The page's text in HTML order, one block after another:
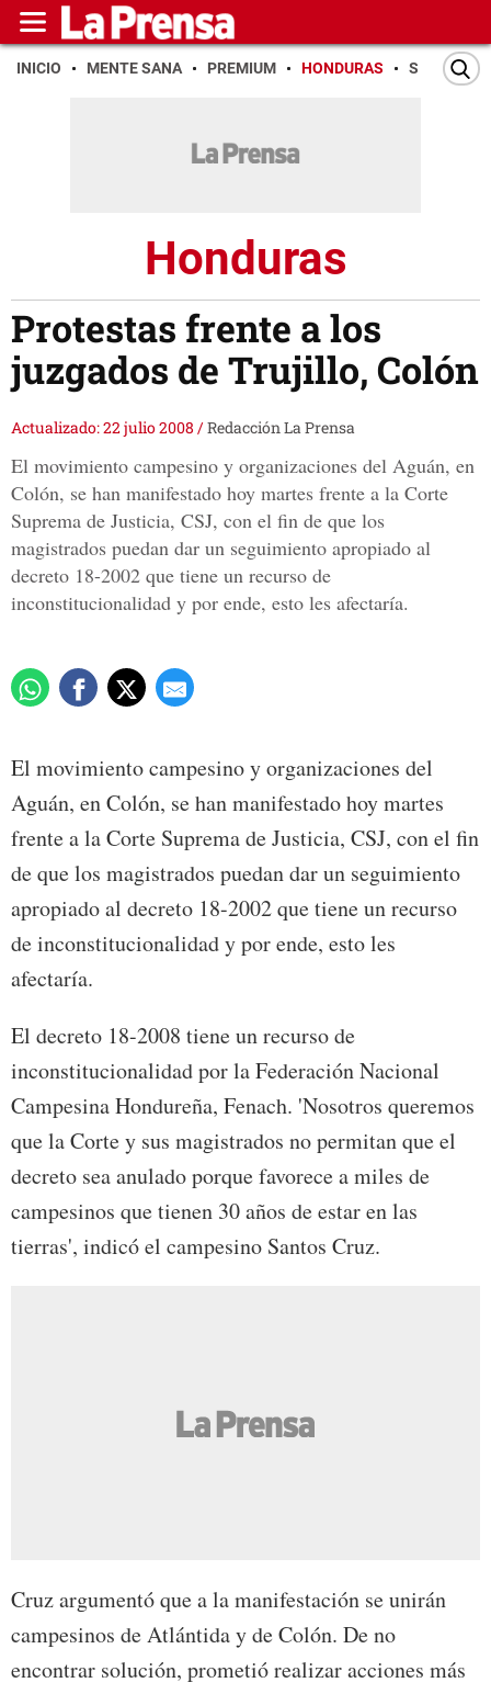
INICIO MENTE SANA PREMIUM HONDURAS SAN PEDRO
Honduras
Protestas frente a los
juzgados de Trujillo, Colón
Actualizado: 22 julio 2008 /Redacción La Prensa
El movimiento campesino y organizaciones del Aguán, en
Colón, se han manifestado hoy martes frente a la Corte
Suprema de Justicia, CSJ, con el fin de que los
magistrados puedan dar un seguimiento apropiado al
decreto 18-2002 que tiene un recurso de
inconstitucionalidad y por ende, esto les afectaría.
El movimiento campesino y organizaciones del
Aguán, en Colón, se han manifestado hoy martes
frente a la Corte Suprema de Justicia, CSJ, con el fin
de que los magistrados puedan dar un seguimiento
apropiado al decreto 18-2002 que tiene un recurso
de inconstitucionalidad y por ende, esto les
afectaría.
El decreto 18-2008 tiene un recurso de
inconstitucionalidad por la Federación Nacional
Campesina Hondureña, Fenach. 'Nosotros queremos
que la Corte y sus magistrados no permitan que el
decreto sea anulado porque favorece a miles de
campesinos que tienen 30 años de estar en las
tierras', indicó el campesino Santos Cruz.
Cruz argumentó que a la manifestación se unirán
campesinos de Atlántida y de Colón. De no
encontrar solución, prometió realizar acciones más